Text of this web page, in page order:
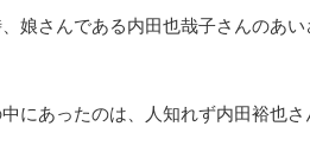
娘さんである内田也哉子さんのあ
にあったのは、人知れず内田裕也